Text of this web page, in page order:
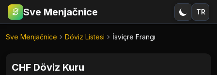
€RSD Sve Menjačnice TR
Sve Menjačnice Döviz Listesi İsviçre Frangı
CHF Döviz Kuru